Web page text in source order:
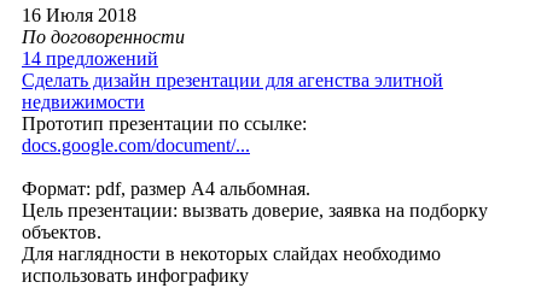
16 Июля 2018
По договоренности
14 предложений
Сделать дизайн презентации для агенства элитной
недвижимости
Прототип презентации по ссылке:
docs.google.com/document/...
Формат: pdf, размер А4 альбомная.
Цель презентации: вызвать доверие, заявка на подборку
объектов.
Для наглядности в некоторых слайдах необходимо
использовать инфографику